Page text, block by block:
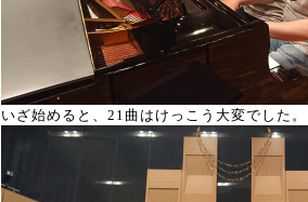
いざ始めると、21曲はけっこう大変でした。